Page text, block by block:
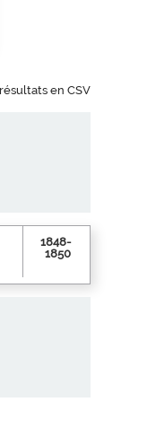
en CSV
1848-
1850